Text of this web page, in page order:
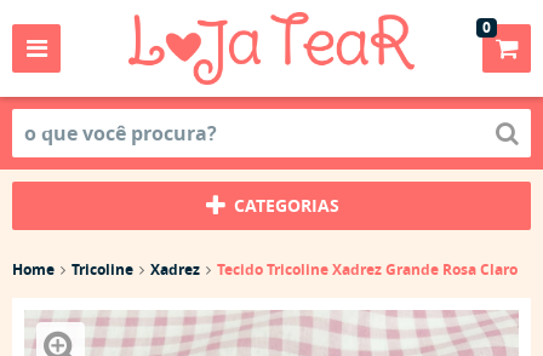
0
CATEGORIAS
Home Tricoline Xadrez Tecido Tricoline Xadrez Grande Rosa Claro